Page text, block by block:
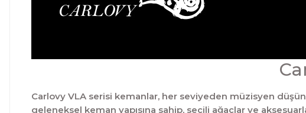
Carlovy VLA serisi kemanlar, her seviyeden müzisyen
geleneksel keman yapısına sahip, seçili ağaçlar ve